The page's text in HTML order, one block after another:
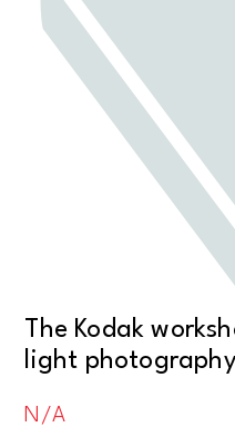
The Kodak
light photography
N/A